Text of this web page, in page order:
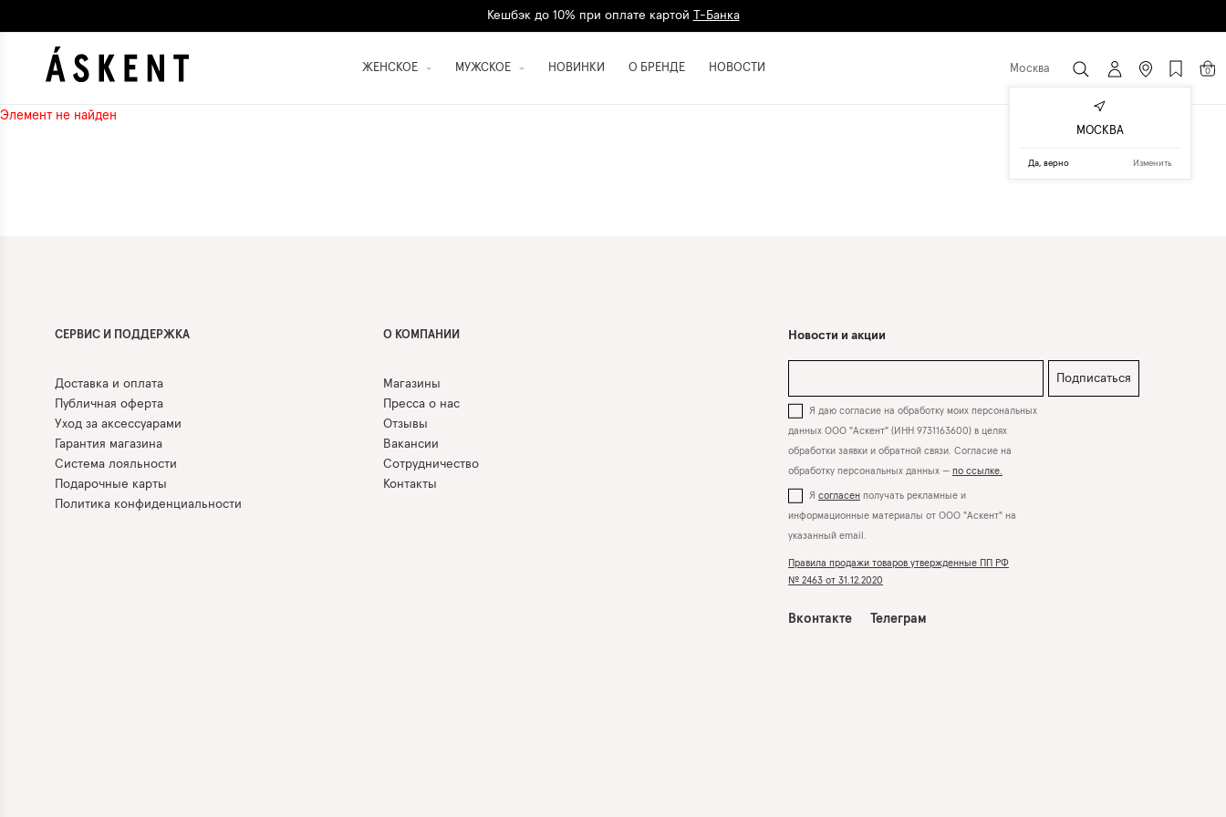
Кешбэк до 10% при оплате картой Т-Банка
ЖЕНСКОЕ МУЖСКОЕ НОВИНКИ О БРЕНДЕ НОВОСТИ Москва 0
Элемент не найден
СЕРВИС И ПОДДЕРЖКА
Доставка и оплата
Публичная оферта
Уход за аксессуарами
Гарантия магазина
Система лояльности
Подарочные карты
Политика конфиденциальности
О КОМПАНИИ
Магазины
Пресса о нас
Отзывы
Вакансии
Сотрудничество
Контакты
Новости и акции
Подписаться
Я даю согласие на обработку моих персональных
данных ООО "Аскент" (ИНН 9731163600) в целях
обработки заявки и обратной связи. Согласие на
обработку персональных данных — по ссылке.
Я согласен получать рекламные и
информационные материалы от ООО "Аскент" на
указанный email.
Правила продажи товаров утвержденные ПП РФ
№ 2463 от 31.12.2020
Вконтакте Телеграм
МОСКВА
Да, верно Изменить